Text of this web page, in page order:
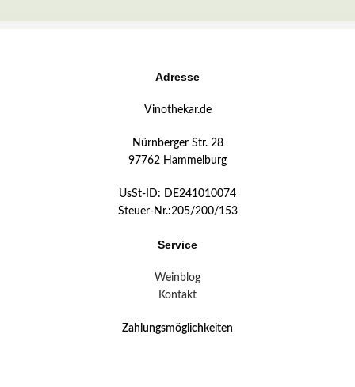
Adresse
Vinothekar.de
Nürnberger Str. 28
97762 Hammelburg
UsSt-ID: DE241010074
Steuer-Nr.:205/200/153
Service
Weinblog
Kontakt
Zahlungsmöglichkeiten